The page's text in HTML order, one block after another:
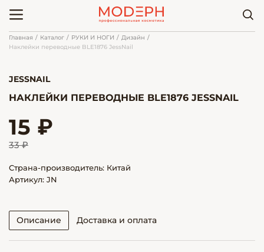
Главная Каталог РУКИ И НОГИ
Дизайн
Наклейки переводные BLE1876 JessNail
JESSNAIL
НАКЛЕЙКИ ПЕРЕВОДНЫЕ BLE1876 JESSNAIL
15 ₽
33 ₽
Страна-производитель: Китай
Артикул: JN
Описание Доставка и оплата